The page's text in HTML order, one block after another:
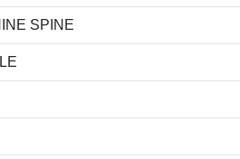
SPINE